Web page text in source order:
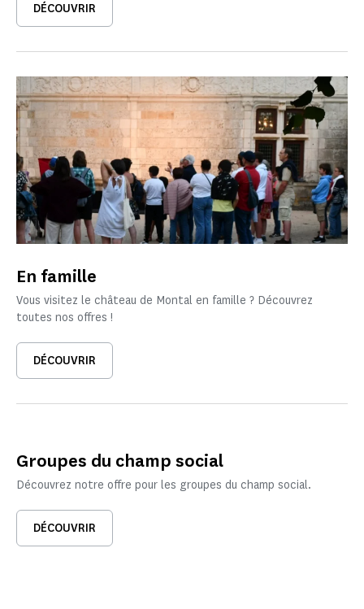
DÉCOUVRIR
En famille
Vous visitez le château de Montal en famille ? Découvrez
toutes nos offres !
DÉCOUVRIR
Groupes du champ social
Découvrez notre offre pour les groupes du champ social.
DÉCOUVRIR